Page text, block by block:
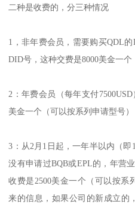
二种是收费的，分三种情况
1，非年费会员，需要购买QDL
DID号，这种交费是8000美金一个
2：年费会员（每年支付
美金一个（可以按系列申请型号）
3：从2月1日起，一年半以内（
没有申请过BQB或EPL的，年营
收费是2500美金一个（可以按系
来的信息，如果公司的新成立的